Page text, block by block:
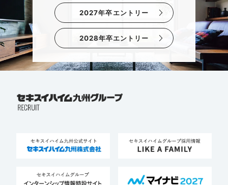
2027年卒エントリー
2028年卒エントリー